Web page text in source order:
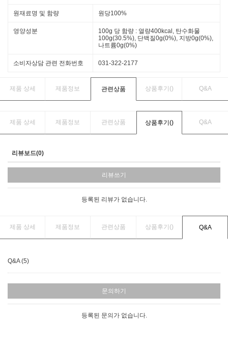
원재료명 및 함량 원당100%
영양성분
100g 당 함량 : 열량400kcal, 탄수화물
100g(30.5%), 단백질0g(0%), 지방0g(0%),
나트륨0g(0%)
소비자상담 관련 전화번호 031-322-2177
제품 상세 제품정보 관련상품 상품후기() Q&A
제품 상세 제품정보 관련상품 상품후기() Q&A
리뷰보드(0)
리뷰쓰기
등록된 리뷰가 없습니다.
제품 상세 제품정보 관련상품 상품후기() Q&A
Q&A (5)
문의하기
등록된 문의가 없습니다.